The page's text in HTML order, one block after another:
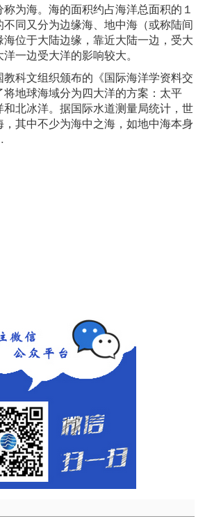
为海。海的面积约占海洋总面积的１
不同又分为边缘海、地中海（或称陆间
位于大陆边缘，靠近大陆一边，受大
一边受大洋的影响较大。
教科文组织颁布的《国际海洋学资料交
地球海域分为四大洋的方案：太平
北冰洋。据国际水道测量局统计，世
其中不少为海中之海，如地中海本身